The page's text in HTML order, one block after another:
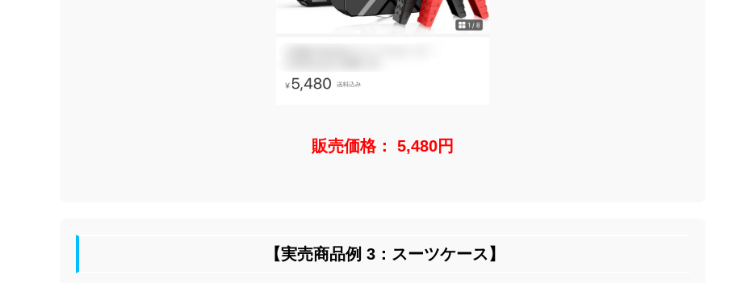
販売価格： 5,480円
【実売商品例 3：スーツケース】